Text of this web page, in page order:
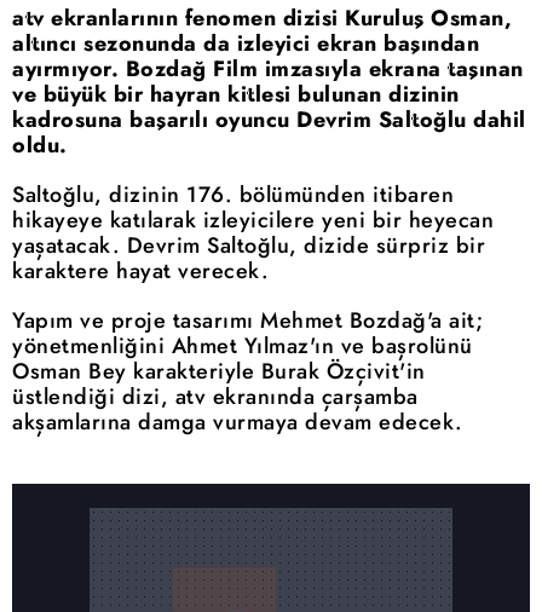
atv ekranlarının fenomen dizisi Kuruluş Osman,
altıncı sezonunda da izleyici ekran başından
ayırmıyor. Bozdağ Film imzasıyla ekrana taşınan
ve büyük bir hayran kitlesi bulunan dizinin
kadrosuna başarılı oyuncu Devrim Saltoğlu dahil
oldu.
Saltoğlu, dizinin 176. bölümünden itibaren
hikayeye katılarak izleyicilere yeni bir heyecan
yaşatacak. Devrim Saltoğlu, dizide sürpriz bir
karaktere hayat verecek.
Yapım ve proje tasarımı Mehmet Bozdağ'a ait;
yönetmenliğini Ahmet Yılmaz'ın ve başrolünü
Osman Bey karakteriyle Burak Özçivit'in
üstlendiği dizi, atv ekranında çarşamba
akşamlarına damga vurmaya devam edecek.